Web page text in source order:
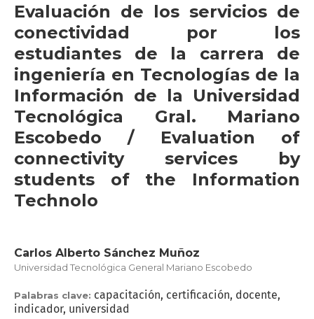
Evaluación de los servicios de
conectividad por los
estudiantes de la carrera de
ingeniería en Tecnologías de la
Información de la Universidad
Tecnológica Gral. Mariano
Escobedo / Evaluation of
connectivity services by
students of the Information
Technolo
Carlos Alberto Sánchez Muñoz
Universidad Tecnológica General Mariano Escobedo
Palabras clave: capacitación, certificación, docente,
indicador, universidad